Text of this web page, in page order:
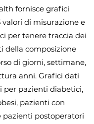
fornisce grafici
valori di misurazione e
per tenere traccia dei
della composizione
di giorni, settimane,
anni. Grafici dati
per pazienti diabetici,
pazienti con
pazienti postoperatori